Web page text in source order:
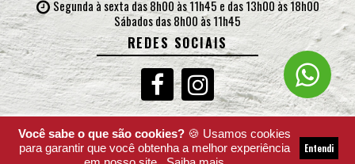
Segunda à sexta das 8h00 às 11h45 e das 13h00 às 18h00
Sábados das 8h00 às 11h45
REDES SOCIAIS
Desenvolvido por MEDIALINE SISTEMAS
Você sabe o que são cookies?🍪 Usamos cookies
para garantir que você obtenha a melhor experiência
Entendi